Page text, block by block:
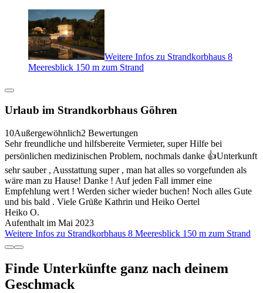
Weitere Infos zu Strandkorbhaus 8
Meeresblick 150 m zum Strand
Urlaub im Strandkorbhaus Göhren
10Außergewöhnlich2 Bewertungen
Sehr freundliche und hilfsbereite Vermieter, super Hilfe bei
persönlichen medizinischen Problem, nochmals danke 👍Unterkunft
sehr sauber , Ausstattung super , man hat alles so vorgefunden als
wäre man zu Hause! Danke ! Auf jeden Fall immer eine
Empfehlung wert ! Werden sicher wieder buchen! Noch alles Gute
und bis bald . Viele Grüße Kathrin und Heiko Oertel
Heiko O.
Aufenthalt im Mai 2023
Weitere Infos zu Strandkorbhaus 8 Meeresblick 150 m zum Strand
Finde Unterkünfte ganz nach deinem
Geschmack